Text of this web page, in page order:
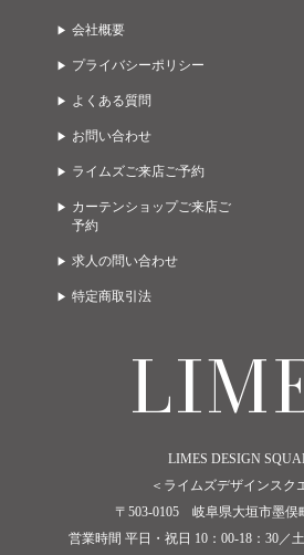
LIMES EAST 2F
LIMES EAST 3F
LIMES WEST 1F
LIMES WEST 2F
会社概要
プライバシーポリシー
よくある質問
お問い合わせ
ライムズご来店ご予約
カーテンショップご来店ご
予約
求人の問い合わせ
特定商取引法
LIMES DESIGN
＜ライムズデザインスク
〒503-0105 岐阜県大垣市墨俣
営業時間 平日・祝日 10：00-18：30／